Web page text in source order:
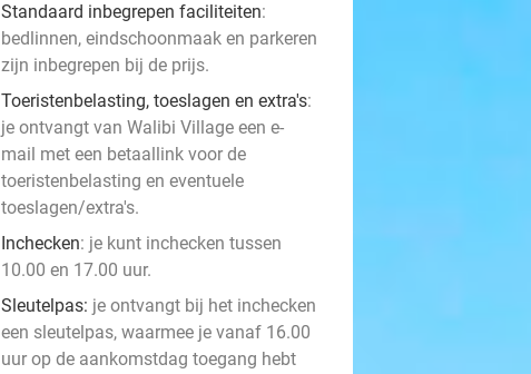
Standaard inbegrepen faciliteiten:
bedlinnen, eindschoonmaak en parkeren
zijn inbegrepen bij de prijs.
Toeristenbelasting, toeslagen en extra's:
je ontvangt van Walibi Village een e-
mail met een betaallink voor de
toeristenbelasting en eventuele
toeslagen/extra's.
Inchecken: je kunt inchecken tussen
10.00 en 17.00 uur.
Sleutelpas: je ontvangt bij het inchecken
een sleutelpas, waarmee je vanaf 16.00
uur op de aankomstdag toegang hebt